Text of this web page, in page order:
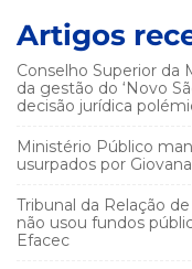
Artigos
Conselho Superior da
da gestão do ‘Novo
decisão jurídica
Ministério Público
usurpados por
Tribunal da Relação
não usou fundos
Efacec